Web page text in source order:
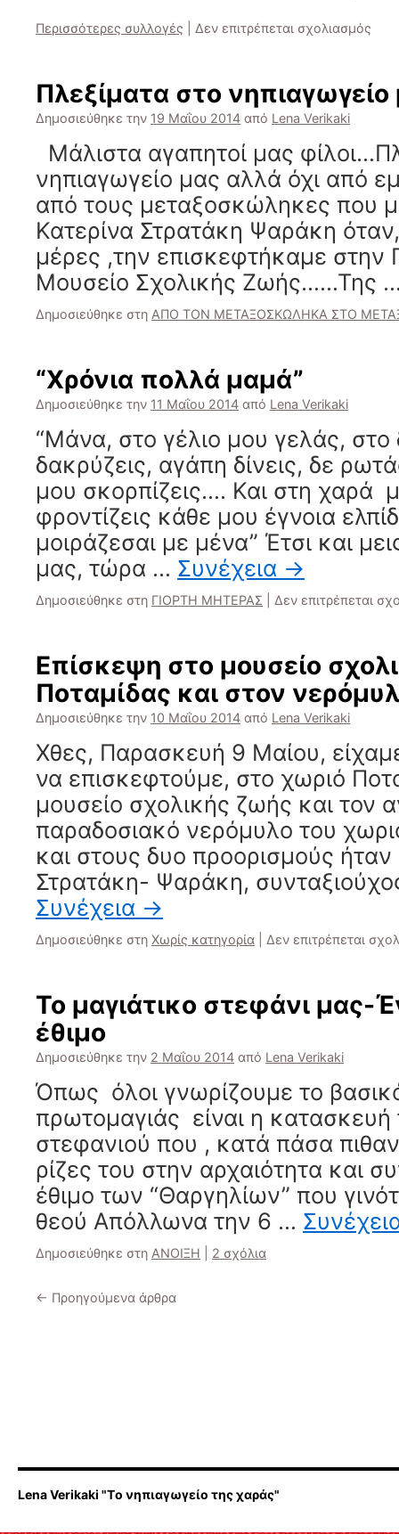
Περισσότερες συλλογές Δεν επιτρέπεται σχολιασμός
και
Πλεξίματα στο νηπιαγωγείο
Δημοσιεύθηκε την 19 Μαΐου 2014 από Lena Verikaki
Μάλιστα αγαπητοί μας
νηπιαγωγείο μας αλλά όχι από
από τους μεταξοσκώληκες που
Κατερίνα Στρατάκη Ψαράκη
μέρες ,την επισκεφτήκαμε στην
Μουσείο Σχολικής Ζωής……Της
Δημοσιεύθηκε στη ΑΠΟ ΤΟΝ ΜΕΤΑΞΟΣΚΩΛΗΚΑ ΣΤΟ
“Χρόνια πολλά μαμά”
Δημοσιεύθηκε την 11 Μαΐου 2014 από Lena Verikaki
“Μάνα, στο γέλιο μου γελάς,
δακρύζεις, αγάπη δίνεις, δε
μου σκορπίζεις…. Και στη χαρά
φροντίζεις κάθε μου έγνοια
μοιράζεσαι με μένα” Έτσι και
μας, τώρα … Συνέχεια →
Δημοσιεύθηκε στη ΓΙΟΡΤΗ ΜΗΤΕΡΑΣ Δεν επιτρέπεται
Επίσκεψη στο μουσείο
Ποταμίδας και στον
Δημοσιεύθηκε την 10 Μαΐου 2014 από Lena Verikaki
Χθες, Παρασκευή 9 Μαίου,
να επισκεφτούμε, στο χωριό
μουσείο σχολικής ζωής και τον
παραδοσιακό νερόμυλο του
και στους δυο προορισμούς
Στρατάκη- Ψαράκη,
Συνέχεια →
Δημοσιεύθηκε στη Χωρίς κατηγορία Δεν επιτρέπεται
Το μαγιάτικο στεφάνι μας-
έθιμο
Δημοσιεύθηκε την 2 Μαΐου 2014 από Lena Verikaki
Όπως όλοι γνωρίζουμε το
πρωτομαγιάς είναι η κατασκευή
στεφανιού που , κατά πάσα
ρίζες του στην αρχαιότητα και
έθιμο των “Θαργηλίων” που
θεού Απόλλωνα την 6 …
Δημοσιεύθηκε στη ΑΝΟΙΞΗ 2 σχόλια
← Προηγούμενα άρθρα
Lena Verikaki "Tο νηπιαγωγείο της χαράς"